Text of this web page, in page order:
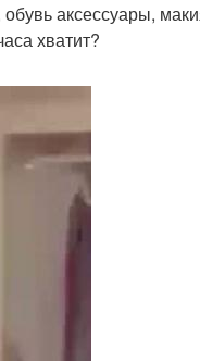
аксессуары,
хватит?